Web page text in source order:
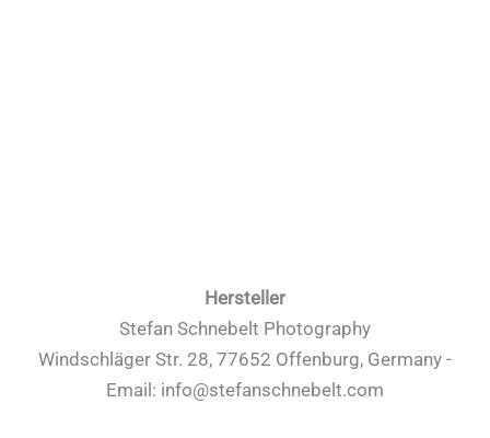
Hersteller
Stefan Schnebelt Photography
Windschläger Str. 28, 77652 Offenburg, Germany -
Email: info@stefanschnebelt.com